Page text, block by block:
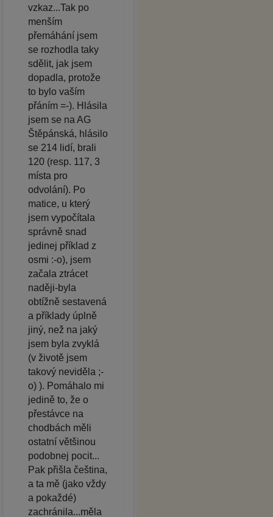
vzkaz...Tak po
menším
přemáhání jsem
se rozhodla taky
sdělit, jak jsem
dopadla, protože
to bylo vaším
přáním =-). Hlásila
jsem se na AG
Štěpánská, hlásilo
se 214 lidí, brali
120 (resp. 117, 3
místa pro
odvolání). Po
matice, u který
jsem vypočítala
správně snad
jedinej příklad z
osmi :-o), jsem
začala ztrácet
naději-byla
obtížně sestavená
a příklady úplně
jiný, než na jaký
jsem byla zvyklá
(v životě jsem
takový neviděla ;-
o) ). Pomáhalo mi
jedině to, že o
přestávce na
chodbách měli
ostatní většinou
podobnej pocit...
Pak přišla čeština,
a ta mě (jako vždy
a pokaždé)
zachránila...měla